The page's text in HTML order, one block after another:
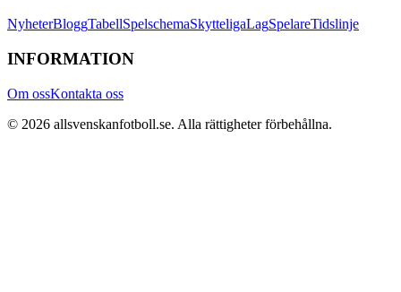
NyheterBloggTabellSpelschemaSkytteligaLagSpelareTidslinje
INFORMATION
Om ossKontakta oss
© 2026 allsvenskanfotboll.se. Alla rättigheter förbehållna.